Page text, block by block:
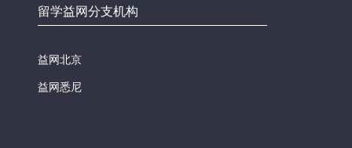
留学益网分支机构
益网北京
益网悉尼